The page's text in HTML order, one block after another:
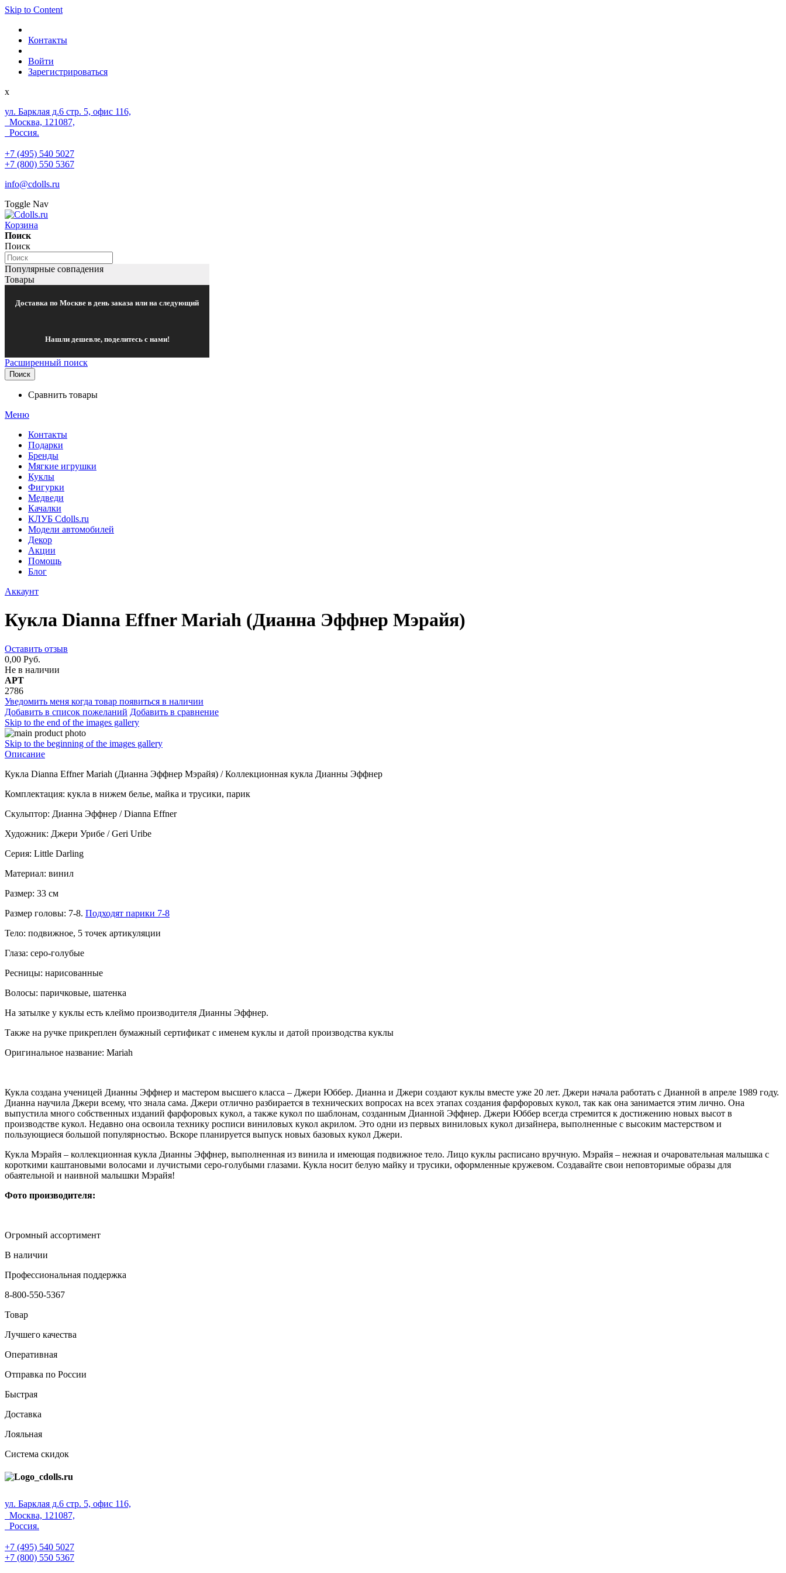
Skip to Content
Контакты
Войти
Зарегистрироваться
x
ул. Барклая д.6 стр. 5, офис 116,
Москва, 121087,
Россия.
+7 (495) 540 5027
+7 (800) 550 5367
info@cdolls.ru
Toggle Nav
Корзина
Поиск
Поиск
Популярные совпадения
Товары
Доставка по Москве в день заказа или на следующий
Нашли дешевле, поделитесь с нами!
Расширенный поиск
Поиск
Сравнить товары
Меню
Контакты
Подарки
Бренды
Мягкие игрушки
Куклы
Фигурки
Медведи
Качалки
КЛУБ Cdolls.ru
Модели автомобилей
Декор
Акции
Помощь
Блог
Аккаунт
Кукла Dianna Effner Mariah (Дианна Эффнер Мэрайя)
Оставить отзыв
0,00 Руб.
Не в наличии
АРТ
2786
Уведомить меня когда товар появиться в наличии
Добавить в список пожеланий Добавить в сравнение
Skip to the end of the images gallery
Skip to the beginning of the images gallery
Описание
Кукла Dianna Effner Mariah (Дианна Эффнер Мэрайя) / Коллекционная кукла Дианны Эффнер
Комплектация: кукла в нижем белье, майка и трусики, парик
Скульптор: Дианна Эффнер / Dianna Effner
Художник: Джери Урибе / Geri Uribe
Серия: Little Darling
Материал: винил
Размер: 33 см
Размер головы: 7-8. Подходят парики 7-8
Тело: подвижное, 5 точек артикуляции
Глаза: серо-голубые
Ресницы: нарисованные
Волосы: паричковые, шатенка
На затылке у куклы есть клеймо производителя Дианны Эффнер.
Также на ручке прикреплен бумажный сертификат с именем куклы и датой производства куклы
Оригинальное название: Mariah
Кукла создана ученицей Дианны Эффнер и мастером высшего класса – Джери Юббер. Дианна и Джери создают куклы вместе уже 20 лет. Джери начала работать с Дианной в апреле 1989 году.
Дианна научила Джери всему, что знала сама. Джери отлично разбирается в технических вопросах на всех этапах создания фарфоровых кукол, так как она занимается этим лично. Она
выпустила много собственных изданий фарфоровых кукол, а также кукол по шаблонам, созданным Дианной Эффнер. Джери Юббер всегда стремится к достижению новых высот в
производстве кукол. Недавно она освоила технику росписи виниловых кукол акрилом. Это одни из первых виниловых кукол дизайнера, выполненные с высоким мастерством и
пользующиеся большой популярностью. Вскоре планируется выпуск новых базовых кукол Джери.
Кукла Мэрайя – коллекционная кукла Дианны Эффнер, выполненная из винила и имеющая подвижное тело. Лицо куклы расписано вручную. Мэрайя – нежная и очаровательная малышка с
короткими каштановыми волосами и лучистыми серо-голубыми глазами. Кукла носит белую майку и трусики, оформленные кружевом. Создавайте свои неповторимые образы для
обаятельной и наивной малышки Мэрайя!
Фото производителя:
Огромный ассортимент
В наличии
Профессиональная поддержка
8-800-550-5367
Товар
Лучшего качества
Оперативная
Отправка по России
Быстрая
Доставка
Лояльная
Система скидок
ул. Барклая д.6 стр. 5, офис 116,
Москва, 121087,
Россия.
+7 (495) 540 5027
+7 (800) 550 5367